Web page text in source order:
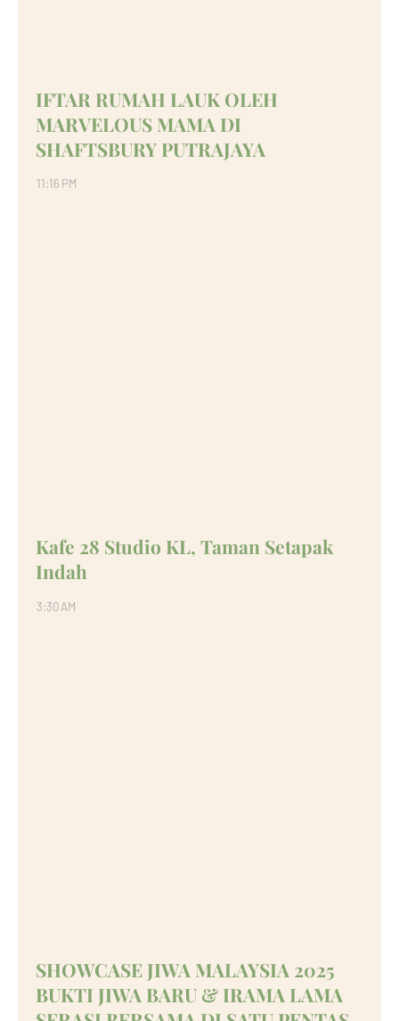
IFTAR RUMAH LAUK OLEH
MARVELOUS MAMA DI
SHAFTSBURY PUTRAJAYA
11:16 PM
Kafe 28 Studio KL, Taman Setapak
Indah
3:30 AM
SHOWCASE JIWA MALAYSIA 2025
BUKTI JIWA BARU & IRAMA LAMA